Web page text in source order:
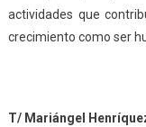
actividades que
crecimiento como ser
T/ Mariángel